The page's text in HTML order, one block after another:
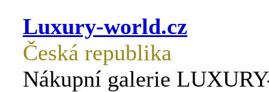
Luxury-world.cz
Česká republika
Nákupní galerie